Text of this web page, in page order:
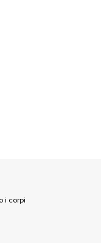
i corpi